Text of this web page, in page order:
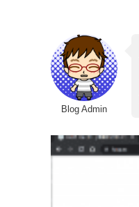
Blog Admin